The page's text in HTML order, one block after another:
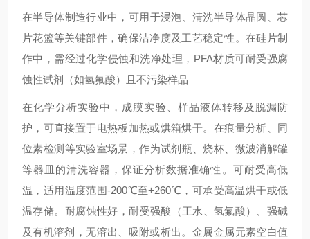
在半导体制造行业中，可用于浸泡、清洗半导体晶圆、芯
片花篮等关键部件，确保洁净度及工艺稳定性‌。在硅片制
作中，需经过化学侵蚀和洗净处理，PFA材质可耐受强腐
蚀性试剂（如氢氟酸）且不污染样品‌
在化学分析实验中，成膜实验、样品液体转移及脱漏防
护，可直接置于电热板加热或烘箱烘干‌。在痕量分析、同
位素检测等实验室场景，作为试剂瓶、烧杯、微波消解罐
等器皿的清洗容器，保证分析数据准确性‌。可耐受高低
温，适用温度范围-200℃至+260℃，可承受高温烘干或低
温存储‌。‌耐腐蚀性好，耐受强酸（王水、氢氟酸）、强碱
及有机溶剂，无溶出、吸附或析出。‌金属金属元素空白值